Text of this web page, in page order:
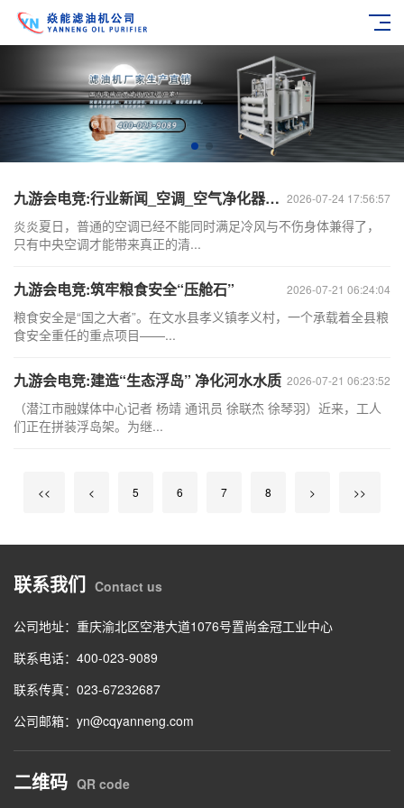
2026-07-24 17:56:57
九游会电竞:行业新闻_空调_空气净化器_智慧空净频道_天极网
炎炎夏日，普通的空调已经不能同时满足冷风与不伤身体兼得了，
只有中央空调才能带来真正的清...
2026-07-21 06:24:04
九游会电竞:筑牢粮食安全“压舱石”
粮食安全是“国之大者”。在文水县孝义镇孝义村，一个承载着全县粮
食安全重任的重点项目——...
2026-07-21 06:23:52
九游会电竞:建造“生态浮岛” 净化河水水质
（潜江市融媒体中心记者 杨靖 通讯员 徐联杰 徐琴羽）近来，工人
们正在拼装浮岛架。为继...
<< < 5 6 7 8 > >>
联系我们 Contact us
公司地址：重庆渝北区空港大道1076号置尚金冠工业中心
联系电话：400-023-9089
联系传真：023-67232687
公司邮箱：yn@cqyanneng.com
二维码 QR code